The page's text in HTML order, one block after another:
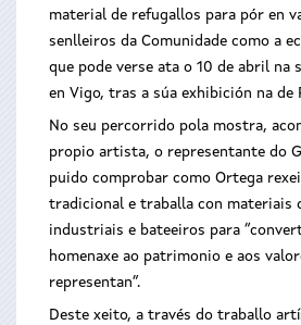
material de refugallos para pór en
senlleiros da Comunidade como a
que pode verse ata o 10 de abril na
en Vigo, tras a súa exhibición na de
No seu percorrido pola mostra,
propio artista, o representante do
puido comprobar como Ortega
tradicional e traballa con materiais
industriais e bateeiros para
homenaxe ao patrimonio e aos
representan”.
Deste xeito, a través do traballo